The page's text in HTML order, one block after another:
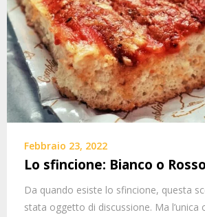
Febbraio 23, 2022
Lo sfincione: Bianco o
Da quando esiste lo sfincione, questa
stata oggetto di discussione. Ma l’unica